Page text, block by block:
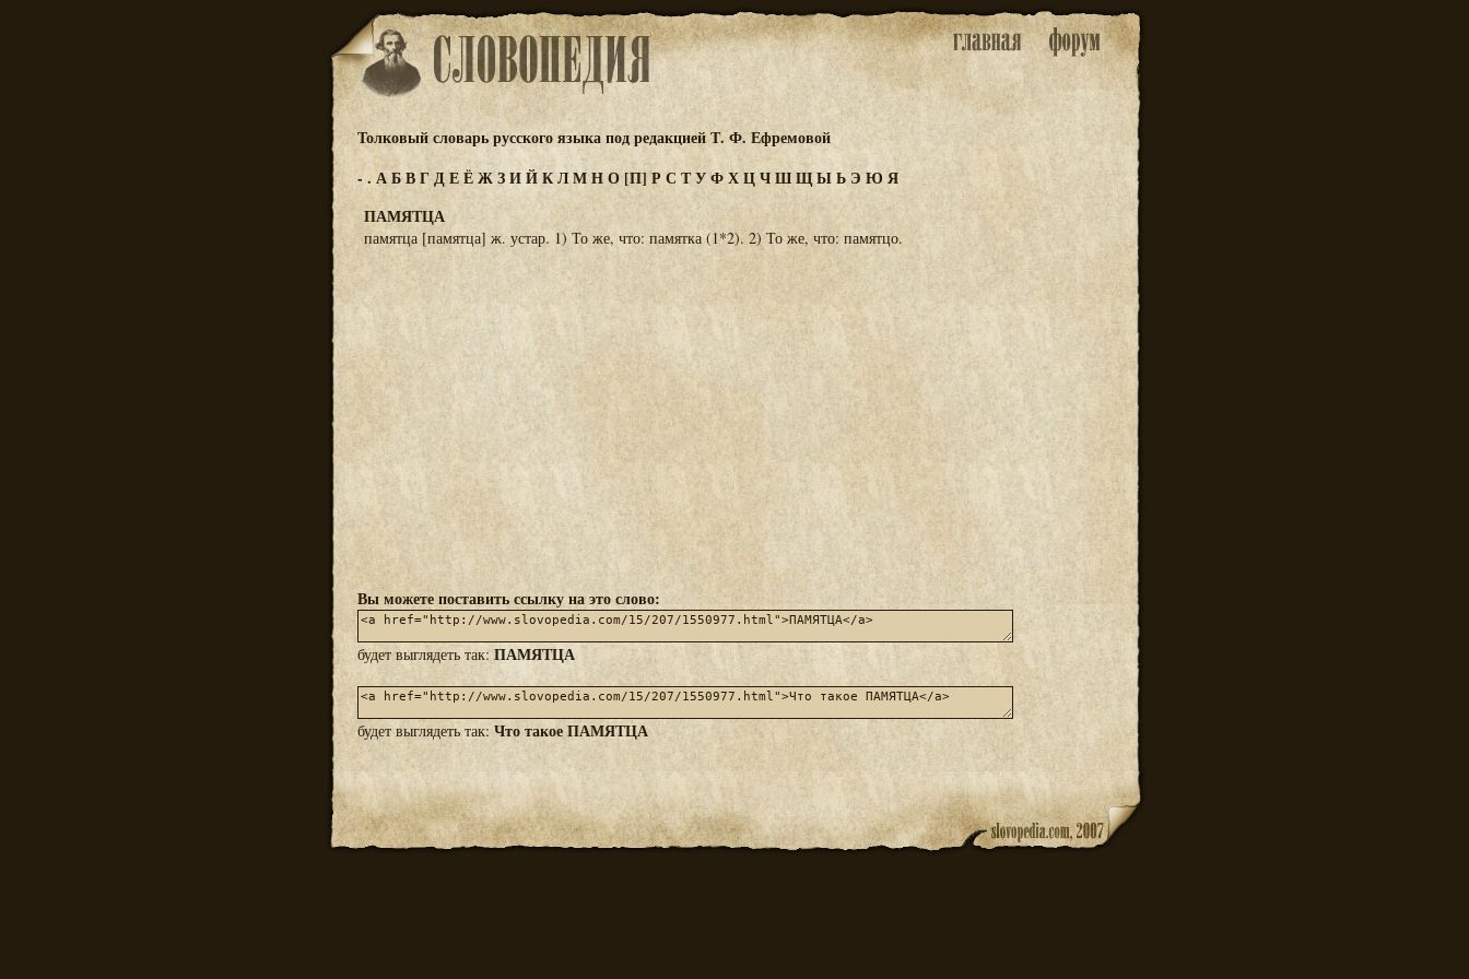
Толковый словарь русского языка под редакцией Т. Ф. Ефремовой
-. АБВГДЕЁЖЗИЙКЛМНО [П] Р С ТУФХЦЧШЩЫЬ Э Ю Я
ПАМЯТЦА
памятца [памятца] ж. устар. 1) То же, что: памятка (1*2). 2) То же, что: памятцо.
Вы можете поставить ссылку на это слово:
будет выглядеть так:ПАМЯТЦА
будет выглядеть так: Что такое ПАМЯТЦА